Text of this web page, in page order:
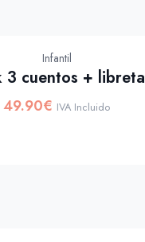
Infantil
3 cuentos + libreta
49.90€ IVA Incluido